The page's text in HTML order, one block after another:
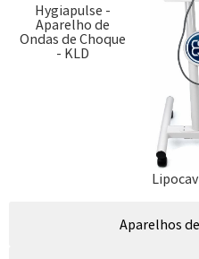
Hygiapulse -
Aparelho de
Ondas de Choque
- KLD
Aparelhos de